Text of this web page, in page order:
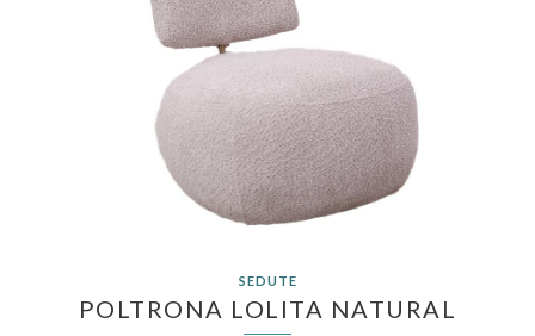
SEDUTE
POLTRONA LOLITA NATURAL